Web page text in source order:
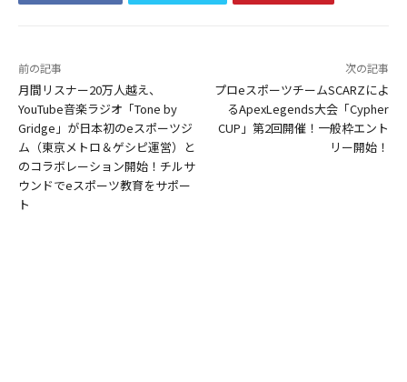
前の記事
月間リスナー20万人越え、
YouTube音楽ラジオ「Tone by
Gridge」が日本初のeスポーツジ
ム（東京メトロ＆ゲシピ運営）と
のコラボレーション開始！チルサ
ウンドでeスポーツ教育をサポー
ト
次の記事
プロeスポーツチームSCARZによ
るApexLegends大会「Cypher
CUP」第2回開催！一般枠エント
リー開始！